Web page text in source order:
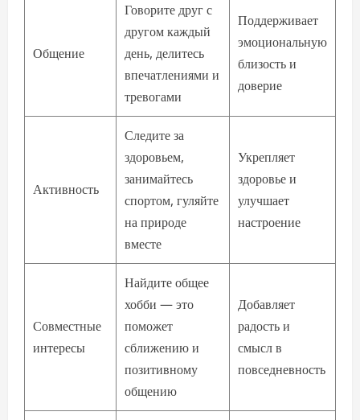
Общение
Говорите друг с
другом каждый
день, делитесь
впечатлениями и
тревогами
Поддерживает
эмоциональную
близость и
доверие
Активность
Следите за
здоровьем,
занимайтесь
спортом, гуляйте
на природе
вместе
Укрепляет
здоровье и
улучшает
настроение
Совместные
интересы
Найдите общее
хобби — это
поможет
сближению и
позитивному
общению
Добавляет
радость и
смысл в
повседневность